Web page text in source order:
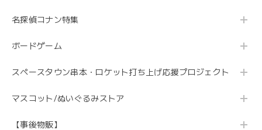
名探偵コナン特集
ボードゲーム
スペースタウン串本・ロケット打ち上げ応援プロジェクト
マスコット/ぬいぐるみストア
【事後物販】